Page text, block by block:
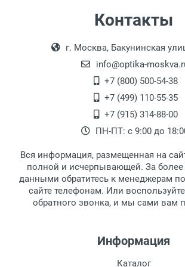
Самовывоз.
Оплата товара
наличными
выдачи товара.
Перечисление средств на
18:00, по субботам с
офисе по адресу:
Переведеновский переулок
второй этаж, тел. +7 (499) 110-
После того, как заказ
выдачи, наш менеджер
клиентом и оповещает о
товара.
Для получения
обязательно иметь паспорт.
Заказ необходимо забрать
рабочих дней с момента
дополнительных расходов
Контакты
г. Москва, Бакунинская
info@optika-
+7 (800) 500-54-38
+7 (499) 110-55-35
+7 (915) 314-88-00
ПН-ПТ: с 9:00 до
Вся информация, размещенная на
полной и исчерпывающей. За
данными обратитесь к менеджерам
сайте телефонам. Или
обратного звонка, и мы сами вам
Информация
Каталог